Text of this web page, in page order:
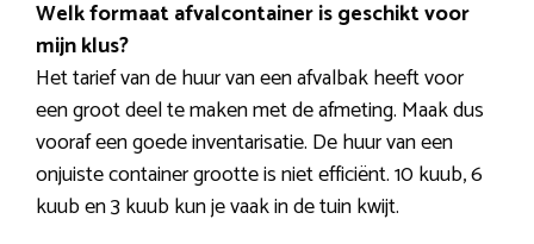
Welk formaat afvalcontainer is geschikt voor
mijn klus?
Het tarief van de huur van een afvalbak heeft voor
een groot deel te maken met de afmeting. Maak dus
vooraf een goede inventarisatie. De huur van een
onjuiste container grootte is niet efficiënt. 10 kuub, 6
kuub en 3 kuub kun je vaak in de tuin kwijt.